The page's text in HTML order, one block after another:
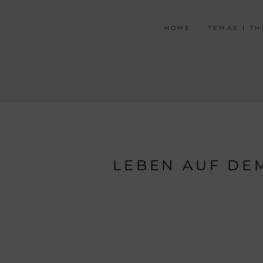
HOME TEMAS |
LEBEN AUF